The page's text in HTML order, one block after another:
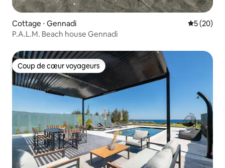
Cottage ⋅ Gennadi
5 (20)
P.A.L.M. Beach house Gennadi
Coup de cœur voyageurs
Coup de cœur voyageurs